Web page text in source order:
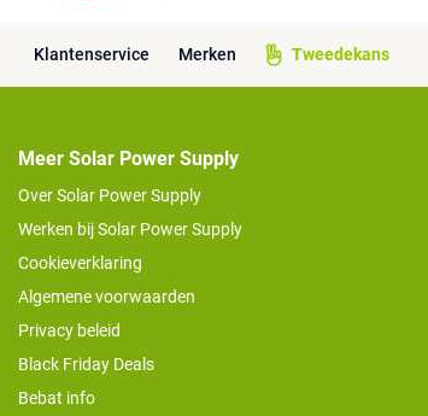
Klantenservice Merken Tweedekans
Meer Solar Power Supply
Over Solar Power Supply
Werken bij Solar Power Supply
Cookieverklaring
Algemene voorwaarden
Privacy beleid
Black Friday Deals
Bebat info